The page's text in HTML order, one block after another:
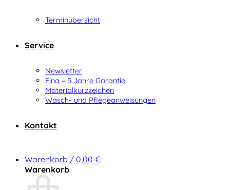
Terminübersicht
Service
Newsletter
Elna – 5 Jahre Garantie
Materialkurzzeichen
Wasch- und Pflegeanweisungen
Kontakt
Warenkorb / 0,00 €
Warenkorb